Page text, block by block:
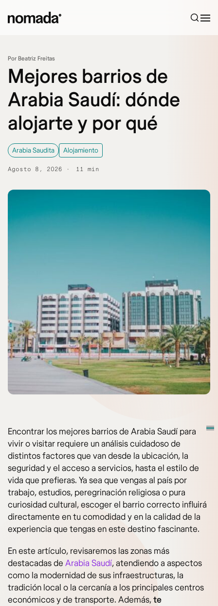
Por Beatriz Freitas
Mejores barrios de
Arabia Saudí: dónde
alojarte y por qué
Arabia Saudita Alojamiento
Agosto 8, 2026 11 min
Encontrar los mejores barrios de Arabia Saudí para
vivir o visitar requiere un análisis cuidadoso de
distintos factores que van desde la ubicación, la
seguridad y el acceso a servicios, hasta el estilo de
vida que prefieras. Ya sea que vengas al país por
trabajo, estudios, peregrinación religiosa o pura
curiosidad cultural, escoger el barrio correcto influirá
directamente en tu comodidad y en la calidad de la
experiencia que tengas en este destino fascinante.
En este artículo, revisaremos las zonas más
destacadas de Arabia Saudí, atendiendo a aspectos
como la modernidad de sus infraestructuras, la
tradición local o la cercanía a los principales centros
económicos y de transporte. Además,te